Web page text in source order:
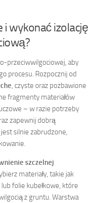
i wykonać izolację
przeciwwilgociowej, aby
procesu. Rozpocznij od
, czyste oraz pozbawione
fragmenty materiałów
– w razie potrzeby
zapewnij dobrą
silnie zabrudzone,
szczelnej
materiały, takie jak
folie kubełkowe, które
z gruntu. Warstwa